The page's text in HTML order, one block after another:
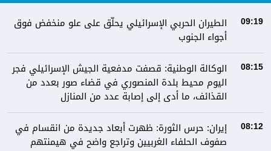
09:19
الطيران الحربي الإسرائيلي يحلّق على علو منخفض فوق
أجواء الجنوب
08:15
الوكالة الوطنية: قصفت مدفعية الجيش الإسرائيلي فجر
اليوم محيط بلدة المنصوري في قضاء صور بعدد من
القذائف، ما أدى إلى إصابة عدد من المنازل
08:12
إيران: حرس الثورة: ظهرت أبعاد جديدة من انقسام في
صفوف الحلفاء الغربيين وتراجع واضح في هيمنتهم